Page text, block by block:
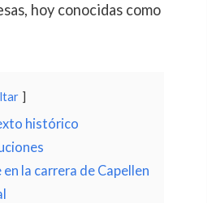
hoy conocidas como
histórico
la carrera de Capellen